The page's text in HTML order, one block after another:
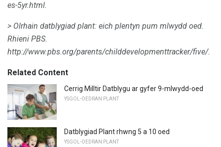
es-5yr.html.
> Olrhain datblygiad plant: eich plentyn pum mlwydd oed.
Rhieni PBS.
http://www.pbs.org/parents/childdevelopmenttracker/five/.
Related Content
Cerrig Milltir Datblygu ar gyfer 9-mlwydd-oed
YSGOL-OEDRAN PLANT
Datblygiad Plant rhwng 5 a 10 oed
YSGOL-OEDRAN PLANT